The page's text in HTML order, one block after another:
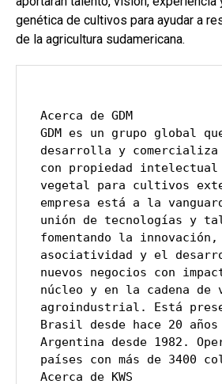
genética de cultivos para ayudar a
de la agricultura sudamericana.
Acerca de GDM
GDM es un grupo global
desarrolla y comercializa
con propiedad intelectual
vegetal para cultivos
empresa está a la
unión de tecnologías y
fomentando la
asociatividad y el
nuevos negocios con
núcleo y en la cadena de
agroindustrial. Está
Brasil desde hace 20
Argentina desde 1982.
países con más de 3400
Acerca de KWS